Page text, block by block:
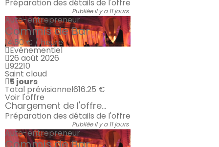
Préparation des détails de l'offre
Publiée il y a 11 jours
Auto-entrepreneur
Commis de Bar
14.50 € / heure
Evénementiel
26 août 2026
92210
Saint cloud
5 jours
Total prévisionnel616.25 €
Voir l'offre
Chargement de l'offre...
Préparation des détails de l'offre
Publiée il y a 11 jours
Auto-entrepreneur